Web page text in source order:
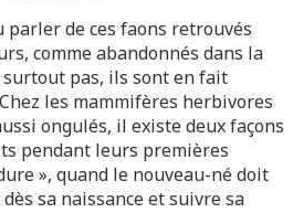
parler de ces faons retrouvés
comme abandonnés dans la
pas, ils sont en fait
les mammifères herbivores
ongulés, il existe deux façons
pendant leurs premières
», quand le nouveau-né doit
sa naissance et suivre sa